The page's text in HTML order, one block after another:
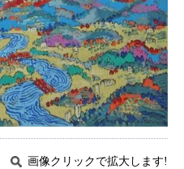
画像クリックで拡大します!